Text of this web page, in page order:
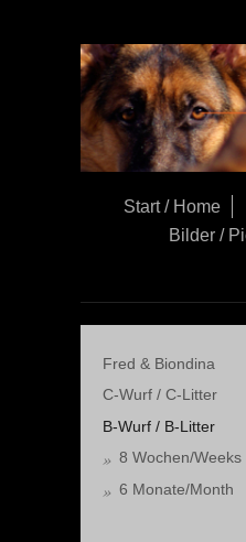
Start / Home
Bilder /
Fred & Biondina
C-Wurf / C-Litter
B-Wurf / B-Litter
8 Wochen/Weeks
6 Monate/Month